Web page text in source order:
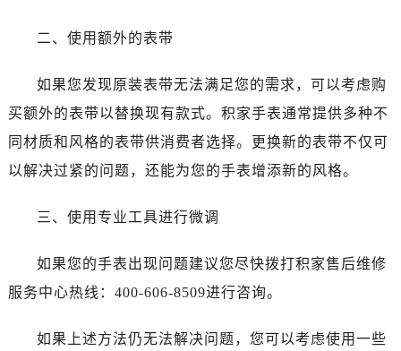
二、使用额外的表带
如果您发现原装表带无法满足您的需求，可以考虑购
买额外的表带以替换现有款式。积家手表通常提供多种不
同材质和风格的表带供消费者选择。更换新的表带不仅可
以解决过紧的问题，还能为您的手表增添新的风格。
三、使用专业工具进行微调
如果您的手表出现问题建议您尽快拨打积家售后维修
服务中心热线：400-606-8509进行咨询。
如果上述方法仍无法解决问题，您可以考虑使用一些